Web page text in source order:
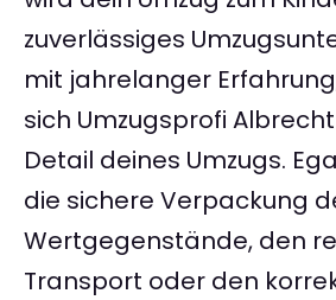
zuverlässiges
mit jahrelanger
sich Umzugsprofi
Detail deines Umzugs.
die sichere Verpackung
Wertgegenstände, den
Transport oder den